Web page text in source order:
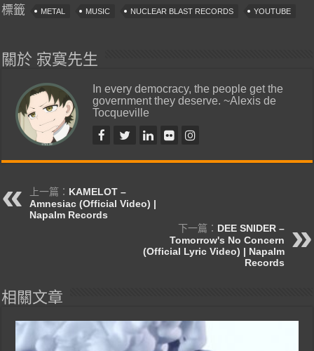
標籤 METAL MUSIC NUCLEAR BLAST RECORDS YOUTUBE
關於 寂寞先生
In every democracy, the people get the
government they deserve. ~Alexis de
Tocqueville
上一篇： KAMELOT –
Amnesiac (Official Video) |
Napalm Records
下一篇： DEE SNIDER –
Tomorrow's No Concern
(Official Lyric Video) | Napalm
Records
相關文章